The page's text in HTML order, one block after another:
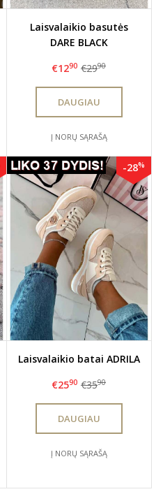
Laisvalaikio basutės
DARE BLACK
€1290 €2990
DAUGIAU
Į NORŲ SĄRAŠĄ
-28%
Laisvalaikio batai ADRILA
€2590 €3590
DAUGIAU
Į NORŲ SĄRAŠĄ